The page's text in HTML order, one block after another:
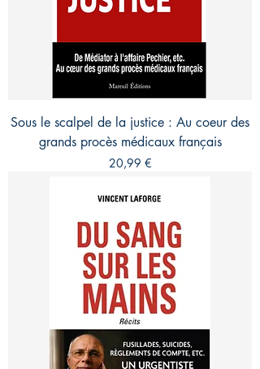
Sous le scalpel de la justice : Au coeur des
grands procès médicaux français
Prix
20,99 €